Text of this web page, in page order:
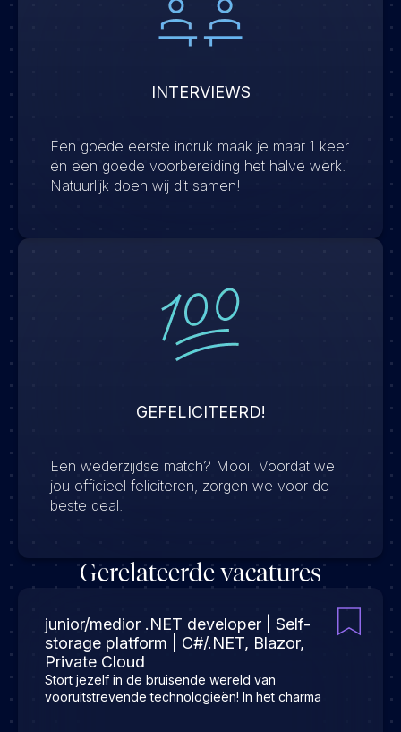
INTERVIEWS
Een goede eerste indruk maak je maar 1 keer
en een goede voorbereiding het halve werk.
Natuurlijk doen wij dit samen!
GEFELICITEERD!
Een wederzijdse match? Mooi! Voordat we
jou officieel feliciteren, zorgen we voor de
beste deal.
Gerelateerde vacatures
junior/medior .NET developer | Self-
storage platform | C#/.NET, Blazor,
Private Cloud
Stort jezelf in de bruisende wereld van
vooruitstrevende technologieën! In het charma